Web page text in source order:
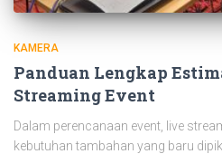
KAMERA
Panduan Lengkap
Streaming Event
Dalam perencanaan event, live
kebutuhan tambahan yang baru